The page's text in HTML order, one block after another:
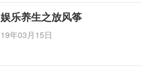
娱乐养生之放风筝
19年03月15日